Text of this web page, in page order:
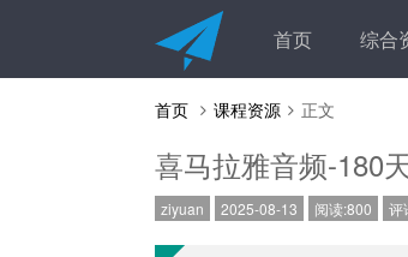
首页 综合
首页 课程资源 正文
喜马拉雅音频-180
ziyuan 2025-08-13 阅读:800 评